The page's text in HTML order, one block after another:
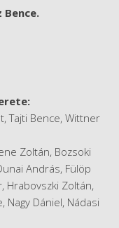
Bence.
Tajti Bence, Wittner
Zoltán, Bozsoki
András, Fülöp
Hrabovszki Zoltán,
Nagy Dániel, Nádasi